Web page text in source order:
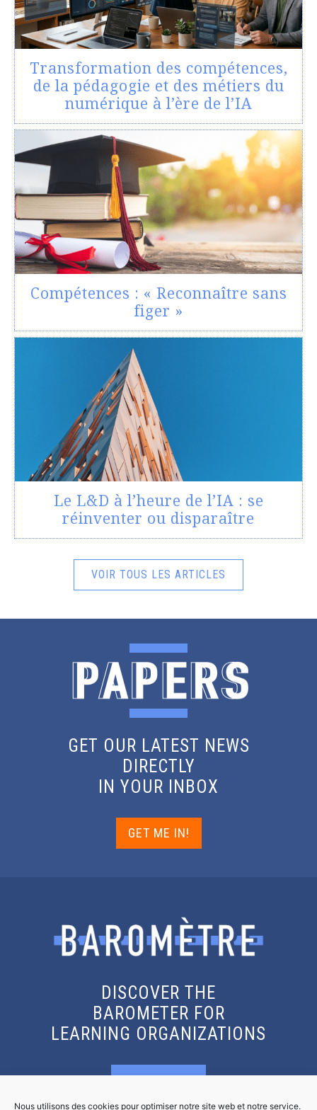
Nous utilisons des cookies pour optimiser notre site web et notre service.
Transformation des compétences,
de la pédagogie et des métiers du
numérique à l’ère de l’IA
Compétences : « Reconnaître sans
figer »
Le L&D à l’heure de l’IA : se
réinventer ou disparaître
VOIR TOUS LES ARTICLES
GET OUR LATEST NEWS
DIRECTLY
IN YOUR INBOX
GET ME IN!
DISCOVER THE
BAROMETER FOR
LEARNING ORGANIZATIONS
KNOW MORE